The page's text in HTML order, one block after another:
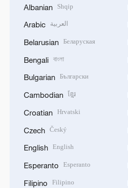
Albanian Shqip
Arabic العربية
Belarusian Беларуская
Bengali বাংলা
Bulgarian Български
Cambodian ខ្មែរ
Croatian Hrvatski
Czech Český
English English
Esperanto Esperanto
Filipino Filipino